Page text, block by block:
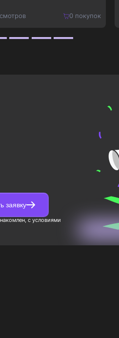
0 покупок
заявку
с условиями